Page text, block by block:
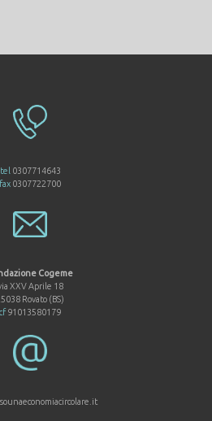
tel 0307714643
fax 0307722700
Cogeme
XXV Aprile 18
Rovato (BS)
cf91013580179